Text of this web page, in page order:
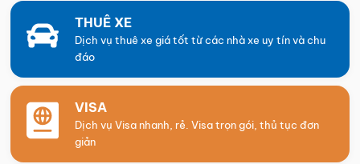
THUÊ XE
Dịch vụ thuê xe giá tốt từ các nhà xe uy tín và chu
đáo
VISA
Dịch vụ Visa nhanh, rẻ. Visa trọn gói, thủ tục đơn
giản